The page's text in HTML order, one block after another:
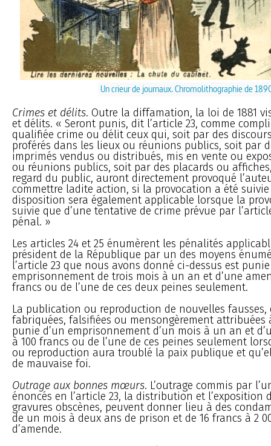
Un crieur de journaux. Chromolithographie de
Crimes et délits. Outre la diffamation, la loi de 1881
et délits. « Seront punis, dit l’article 23, comme
qualifiée crime ou délit ceux qui, soit par des
proférés dans les lieux ou réunions publics, soit par
imprimés vendus ou distribués, mis en vente ou
ou réunions publics, soit par des placards ou
regard du public, auront directement provoqué
commettre ladite action, si la provocation a été suivie
disposition sera également applicable lorsque la
suivie que d’une tentative de crime prévue par
pénal. »
Les articles 24 et 25 énumèrent les pénalités
président de la République par un des moyens
l’article 23 que nous avons donné ci-dessus est punie
emprisonnement de trois mois à un an et d’une
francs ou de l’une de ces deux peines seulement.
La publication ou reproduction de nouvelles fausses,
fabriquées, falsifiées ou mensongèrement attribuées
punie d’un emprisonnement d’un mois à un an et
à 100 francs ou de l’une de ces peines seulement
ou reproduction aura troublé la paix publique et
de mauvaise foi.
Outrage aux bonnes mœurs. L’outrage commis par
énoncés en l’article 23, la distribution et l’exposition
gravures obscènes, peuvent donner lieu à des
de un mois à deux ans de prison et de 16 francs à 2
d’amende.